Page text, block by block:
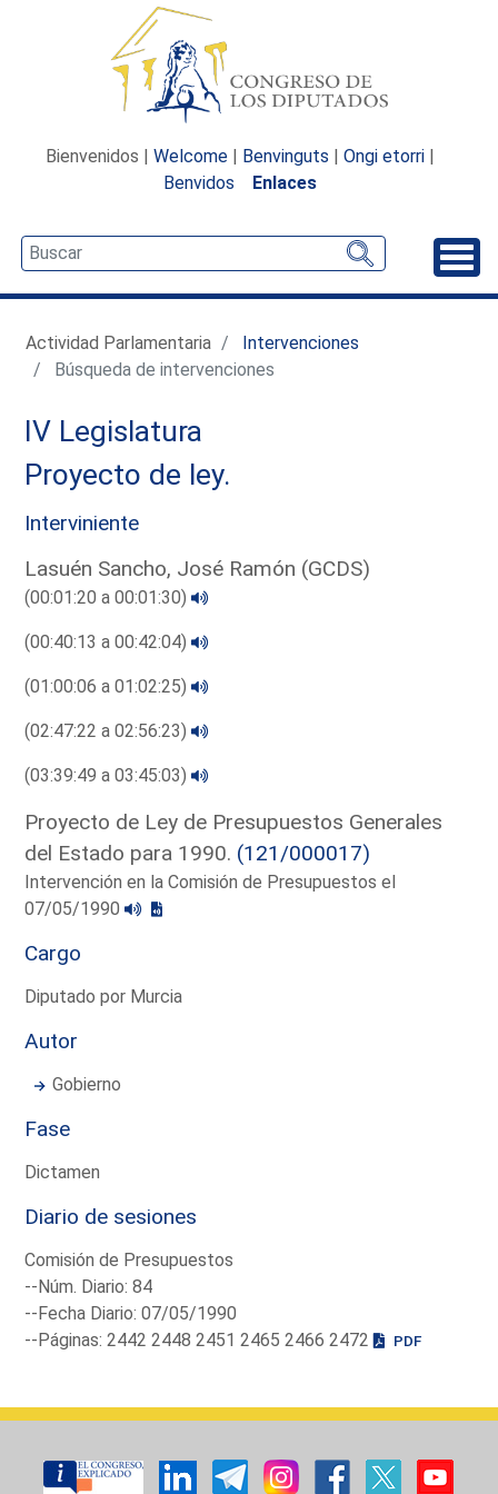
Bienvenidos | Welcome | Benvinguts | Ongi etorri |
Benvidos
Enlaces
Actividad Parlamentaria
Intervenciones
Búsqueda de intervenciones
IV Legislatura
Proyecto de ley.
Interviniente
Lasuén Sancho, José Ramón (GCDS)
(00:01:20 a 00:01:30)
(00:40:13 a 00:42:04)
(01:00:06 a 01:02:25)
(02:47:22 a 02:56:23)
(03:39:49 a 03:45:03)
Proyecto de Ley de Presupuestos Generales
del Estado para 1990. (121/000017)
Intervención en la Comisión de Presupuestos el
07/05/1990
Cargo
Diputado por Murcia
Autor
Gobierno
Fase
Dictamen
Diario de sesiones
Comisión de Presupuestos
--Núm. Diario: 84
--Fecha Diario: 07/05/1990
--Páginas: 2442 2448 2451 2465 2466 2472
PDF